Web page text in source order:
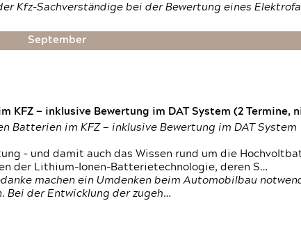
Kfz-Sachverständige bei der Bewertung eines
September
— inklusive Bewertung im DAT System (2 Termine,
Batterien im KFZ — inklusive Bewertung im DAT System
– und damit auch das Wissen rund um die
der Lithium-Ionen-Batterietechnologie, deren S…
machen ein Umdenken beim Automobilbau
Bei der Entwicklung der zugeh…